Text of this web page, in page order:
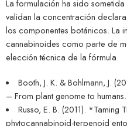
La formulación ha sido
validan la concentración
los componentes botánicos. La
cannabinoides como parte de
elección técnica de la fórmula.
Booth, J. K. & Bohlmann, J.
– From plant genome to
Russo, E. B. (2011). *Taming
phytocannabinoid-terpenoid